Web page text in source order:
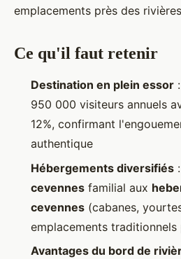
emplacements près des
Ce qu'il faut retenir
Destination en plein essor
950 000 visiteurs annuels
12%, confirmant
authentique
Hébergements diversifiés
cevennes familial aux
cevennes (cabanes,
emplacements traditionnels
Avantages du bord de